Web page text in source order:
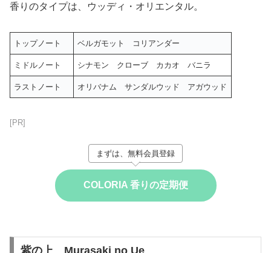
香りのタイプは、ウッディ・オリエンタル。
トップノート ベルガモット コリアンダー
ミドルノート シナモン クローブ カカオ バニラ
ラストノート オリバナム サンダルウッド アガウッド
[PR]
まずは、無料会員登録
COLORIA 香りの定期便
紫の上 Murasaki no Ue